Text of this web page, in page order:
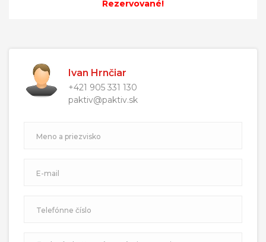
Rezervované!
Ivan Hrnčiar
+421 905 331 130
paktiv@paktiv.sk